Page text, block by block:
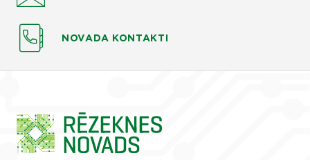
NOVADA KONTAKTI